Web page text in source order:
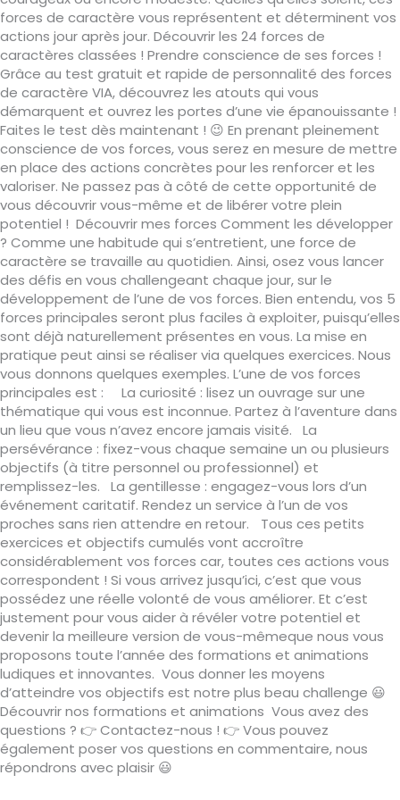
forces de caractère vous représentent et déterminent vos
actions jour après jour. Découvrir les 24 forces de
caractères classées ! Prendre conscience de ses forces !
Grâce au test gratuit et rapide de personnalité des forces
de caractère VIA, découvrez les atouts qui vous
démarquent et ouvrez les portes d’une vie épanouissante !
Faites le test dès maintenant ! 😉 En prenant pleinement
conscience de vos forces, vous serez en mesure de mettre
en place des actions concrètes pour les renforcer et les
valoriser. Ne passez pas à côté de cette opportunité de
vous découvrir vous-même et de libérer votre plein
potentiel ! Découvrir mes forces Comment les développer
? Comme une habitude qui s’entretient, une force de
caractère se travaille au quotidien. Ainsi, osez vous lancer
des défis en vous challengeant chaque jour, sur le
développement de l’une de vos forces. Bien entendu, vos 5
forces principales seront plus faciles à exploiter, puisqu’elles
sont déjà naturellement présentes en vous. La mise en
pratique peut ainsi se réaliser via quelques exercices. Nous
vous donnons quelques exemples. L’une de vos forces
principales est : La curiosité : lisez un ouvrage sur une
thématique qui vous est inconnue. Partez à l’aventure dans
un lieu que vous n’avez encore jamais visité. La
persévérance : fixez-vous chaque semaine un ou plusieurs
objectifs (à titre personnel ou professionnel) et
remplissez-les. La gentillesse : engagez-vous lors d’un
événement caritatif. Rendez un service à l’un de vos
proches sans rien attendre en retour. Tous ces petits
exercices et objectifs cumulés vont accroître
considérablement vos forces car, toutes ces actions vous
correspondent ! Si vous arrivez jusqu’ici, c’est que vous
possédez une réelle volonté de vous améliorer. Et c’est
justement pour vous aider à révéler votre potentiel et
devenir la meilleure version de vous-mêmeque nous vous
proposons toute l’année des formations et animations
ludiques et innovantes. Vous donner les moyens
d’atteindre vos objectifs est notre plus beau challenge 😃
Découvrir nos formations et animations Vous avez des
questions ? 👉 Contactez-nous ! 👉 Vous pouvez
également poser vos questions en commentaire, nous
répondrons avec plaisir 😃